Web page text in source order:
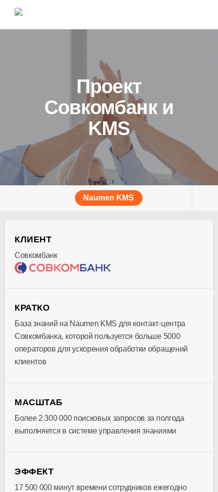
Проект
Совкомбанк и
KMS
Naumen KMS
КЛИЕНТ
Совкомбанк
КРАТКО
База знаний на Naumen KMS для контакт-центра
Совкомбанка, которой пользуется больше 5000
операторов для ускорения обработки обращений
клиентов
МАСШТАБ
Более 2 300 000 поисковых запросов за полгода
выполняется в системе управления знаниями
ЭФФЕКТ
17 500 000 минут времени сотрудников ежегодно